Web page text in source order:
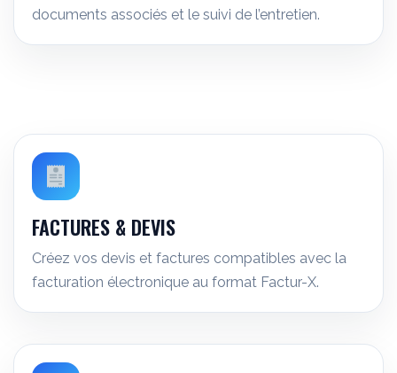
documents associés et le suivi de l’entretien.
FACTURES & DEVIS
Créez vos devis et factures compatibles avec la
facturation électronique au format Factur-X.